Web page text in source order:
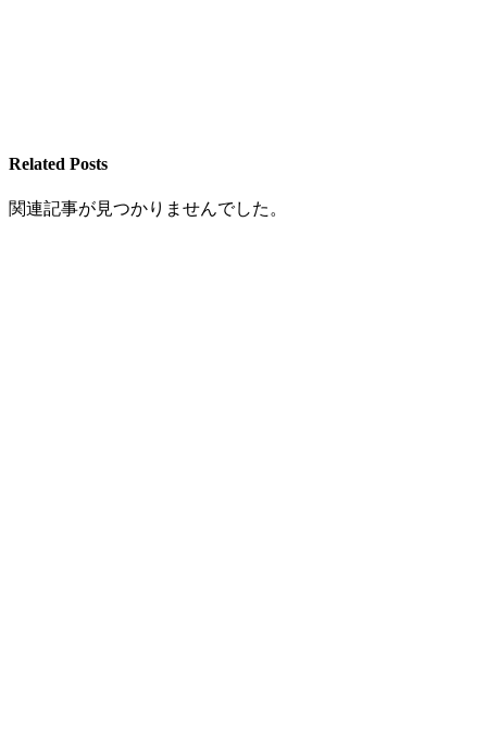
Related Posts
関連記事が見つかりませんでした。